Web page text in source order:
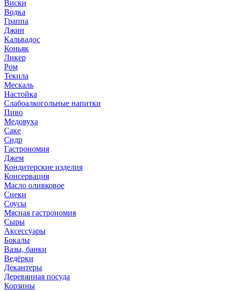
Виски
Водка
Граппа
Джин
Кальвадос
Коньяк
Ликер
Ром
Текила
Мескаль
Настойка
Слабоалкогольные напитки
Пиво
Медовуха
Саке
Сидр
Гастрономия
Джем
Кондитерские изделия
Консервация
Масло оливковое
Снеки
Соусы
Мясная гастрономия
Сыры
Аксессуары
Бокалы
Вазы, банки
Ведёрки
Декантеры
Деревянная посуда
Корзины